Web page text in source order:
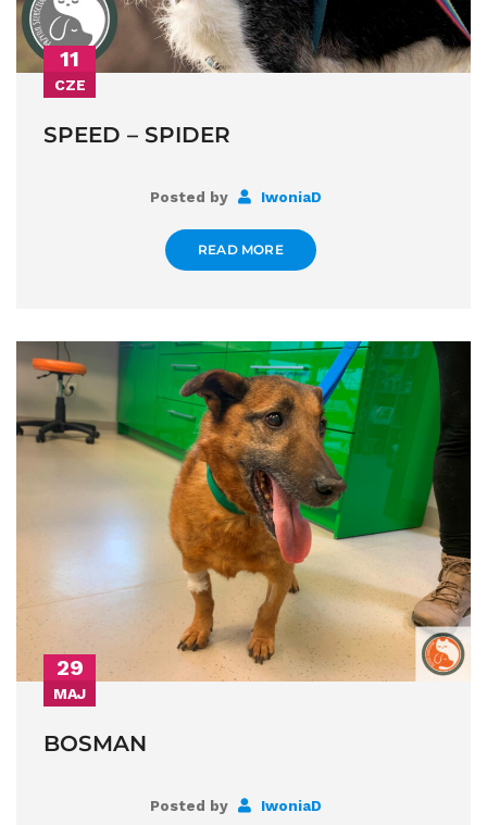
11
CZE
SPEED – SPIDER
Posted by IwoniaD
READ MORE
29
MAJ
BOSMAN
Posted by IwoniaD